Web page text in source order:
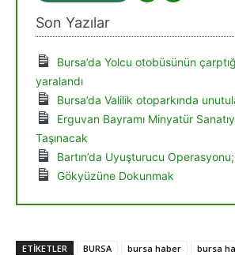
Son Yazılar
Bursa’da Yolcu otobüsünün
yaralandı
Bursa’da Valilik otoparkında
Erguvan Bayramı Minyatür
Taşınacak
Bartın’da Uyuşturucu
Gökyüzüne Dokunmak
ETIKETLER BURSA bursa haber
bursa